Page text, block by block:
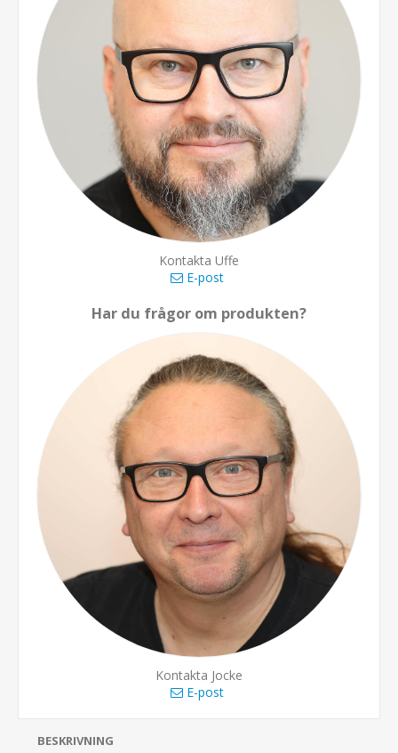
Kontakta Uffe
E-post
Har du frågor om produkten?
Kontakta Jocke
E-post
BESKRIVNING